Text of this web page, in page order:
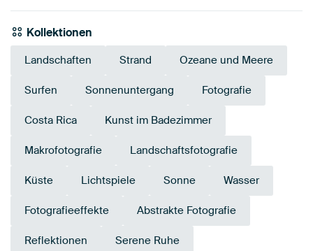
Kollektionen
Landschaften Strand Ozeane und Meere
Surfen Sonnenuntergang Fotografie
Costa Rica Kunst im Badezimmer
Makrofotografie Landschaftsfotografie
Küste Lichtspiele Sonne Wasser
Fotografieeffekte Abstrakte Fotografie
Reflektionen Serene Ruhe